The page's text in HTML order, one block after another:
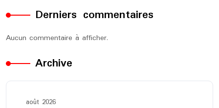
Derniers commentaires
Aucun commentaire à afficher.
Archive
août 2026